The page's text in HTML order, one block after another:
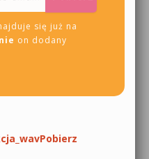
się już na
on dodany
Pobierz